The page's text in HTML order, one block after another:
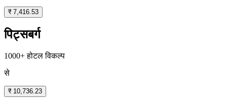
₹ 7,416.53
पिट्सबर्ग
1000+ होटल विकल्प
से
₹ 10,736.23